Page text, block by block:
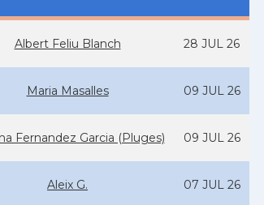
Albert Feliu Blanch 28 JUL 26
Maria Masalles 09 JUL 26
Fernandez Garcia (Pluges) 09 JUL 26
Aleix G. 07 JUL 26